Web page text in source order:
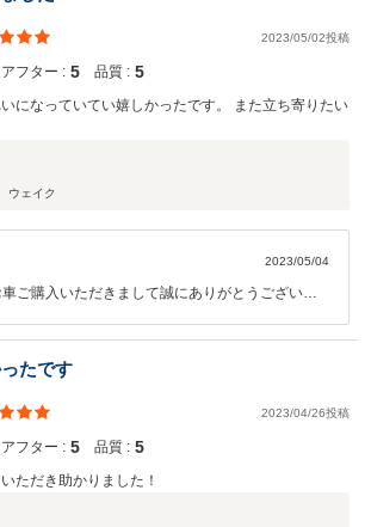
2023/05/02投稿
アフター : 5 品質 : 5
になっていてい嬉しかったです。 また立ち寄りたい
ウェイク
2023/05/04
ご購入いただきまして誠にありがとうございま
くお願いいたします。
たです
2023/04/26投稿
アフター : 5 品質 : 5
ただき助かりました！